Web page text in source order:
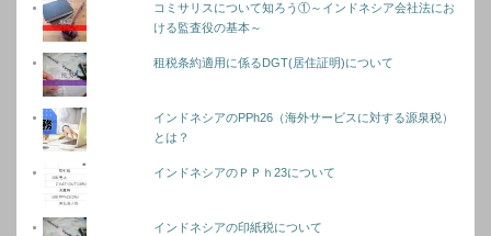
コミサリスについて知ろう①～インドネシア会社法にお
ける監査役の基本～
租税条約適用に係るDGT(居住証明)について
インドネシアのPPh26（海外サービスに対する源泉税）
とは？
インドネシアのＰＰｈ23について
インドネシアの印紙税について